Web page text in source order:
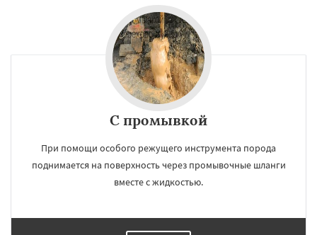
С промывкой
При помощи особого режущего инструмента порода
поднимается на поверхность через промывочные шланги
вместе с жидкостью.